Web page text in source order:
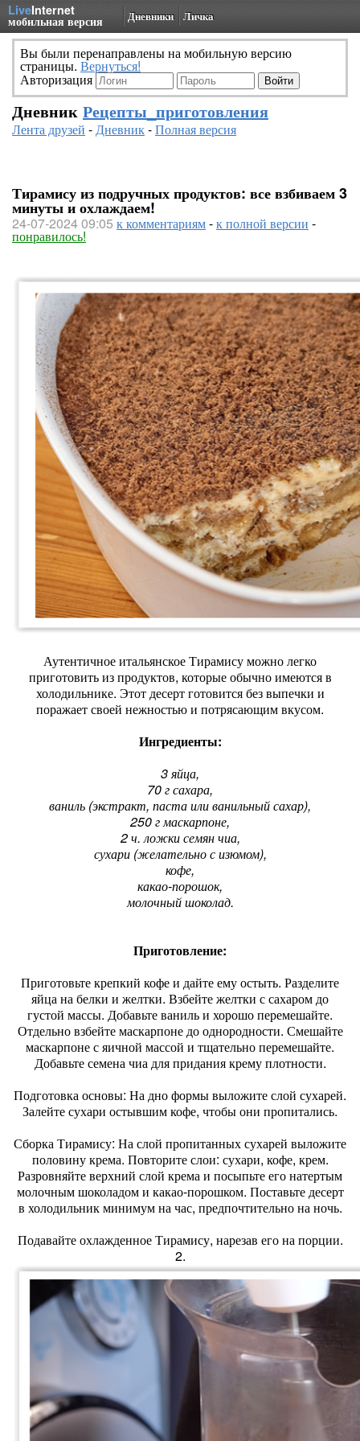
LiveInternet
мобильная версия Дневники Личка
Вы были перенаправлены на мобильную версию
страницы. Вернуться!
Авторизация
Дневник Рецепты_приготовления
Лента друзей -Дневник-Полная версия
Тирамису из подручных продуктов: все взбиваем 3
минуты и охлаждаем!
24-07-2024 09:05 к комментариям-к полной версии -
понравилось!
Аутентичное итальянское Тирамису можно легко
приготовить из продуктов, которые обычно имеются в
холодильнике. Этот десерт готовится без выпечки и
поражает своей нежностью и потрясающим вкусом.
Ингредиенты:
3 яйца,
70 г сахара,
ваниль (экстракт, паста или ванильный сахар),
250 г маскарпоне,
2 ч. ложки семян чиа,
сухари (желательно с изюмом),
кофе,
какао-порошок,
молочный шоколад.
Приготовление:
Приготовьте крепкий кофе и дайте ему остыть. Разделите
яйца на белки и желтки. Взбейте желтки с сахаром до
густой массы. Добавьте ваниль и хорошо перемешайте.
Отдельно взбейте маскарпоне до однородности. Смешайте
маскарпоне с яичной массой и тщательно перемешайте.
Добавьте семена чиа для придания крему плотности.
Подготовка основы: На дно формы выложите слой сухарей.
Залейте сухари остывшим кофе, чтобы они пропитались.
Сборка Тирамису: На слой пропитанных сухарей выложите
половину крема. Повторите слои: сухари, кофе, крем.
Разровняйте верхний слой крема и посыпьте его натертым
молочным шоколадом и какао-порошком. Поставьте десерт
в холодильник минимум на час, предпочтительно на ночь.
Подавайте охлажденное Тирамису, нарезав его на порции.
2.